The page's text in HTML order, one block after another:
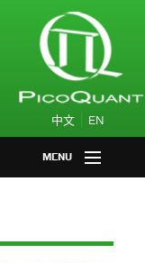
中文| EN
MENU